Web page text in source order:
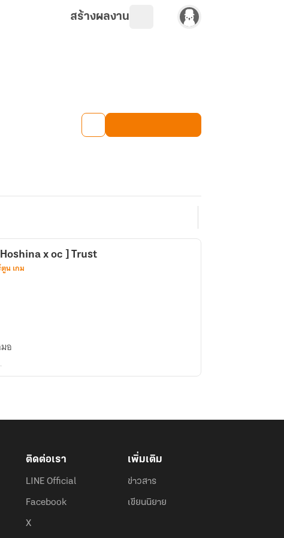
สร้างผลงาน
x oc ] Trust
น เกม
อ
ติดต่อเรา
LINE Official
Facebook
X
เพิ่มเติม
ข่าวสาร
เขียนนิยาย